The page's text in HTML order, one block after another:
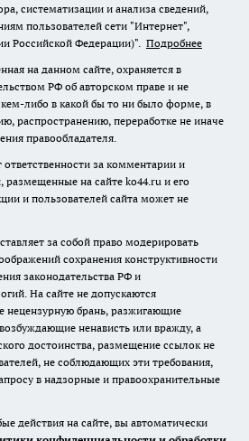
систематизации и анализа сведений,
пользователей сети "Интернет",
Российской Федерации)". Подробнее
на данном сайте, охраняется в
РФ об авторском праве и не
либо в какой бы то ни было форме, в
распространению, переработке не иначе
правообладателя.
ответственности за комментарии и
размещенные на сайте ko44.ru и его
и пользователей сайта может не
за собой право модерировать
сохранения конструктивности
законодательства РФ и
На сайте не допускаются
брань, разжигающие
ненависть или вражду, а
достоинства, размещение ссылок не
не соблюдающих эти требования,
в надзорные и правоохранительные
действия на сайте, вы автоматически